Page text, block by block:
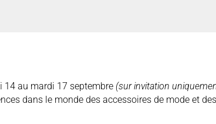
14 au mardi 17 septembre (sur invitation
dans le monde des accessoires de mode et